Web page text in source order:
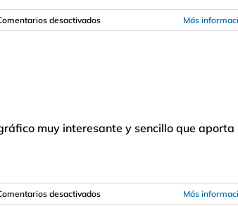
desactivadosen
Cómo
Más
muy interesante y sencillo que aporta
desactivadosen
Más